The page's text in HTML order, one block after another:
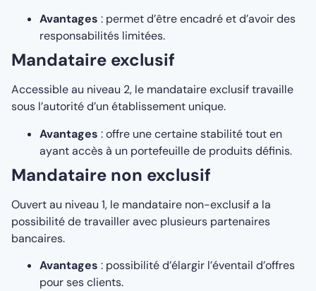
Avantages : permet d’être encadré et d’avoir des
responsabilités limitées.
Mandataire exclusif
Accessible au niveau 2, le mandataire exclusif travaille
sous l’autorité d’un établissement unique.
Avantages : offre une certaine stabilité tout en
ayant accès à un portefeuille de produits définis.
Mandataire non exclusif
Ouvert au niveau 1, le mandataire non-exclusif a la
possibilité de travailler avec plusieurs partenaires
bancaires.
Avantages : possibilité d’élargir l’éventail d’offres
pour ses clients.